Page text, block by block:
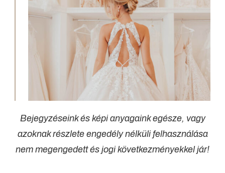
Bejegyzéseink és képi anyagaink egésze, vagy
azoknak részlete engedély nélküli felhasználása
nem megengedett és jogi következményekkel jár!